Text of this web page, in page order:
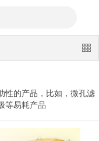
性的产品，比如，微孔滤
等易耗产品